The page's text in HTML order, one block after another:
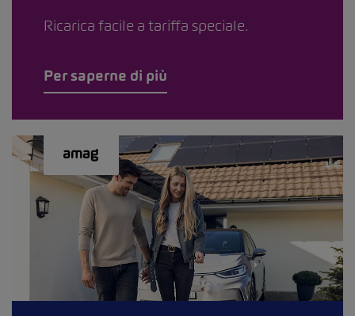
Ricarica facile a tariffa speciale.
Per saperne di più